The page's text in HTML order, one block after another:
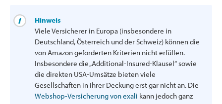
Hinweis
Viele Versicherer in Europa (insbesondere in
Deutschland, Österreich und der Schweiz) können die
von Amazon geforderten Kriterien nicht erfüllen.
Insbesondere die „Additional-Insured-Klausel“ sowie
die direkten USA-Umsätze bieten viele
Gesellschaften in ihrer Deckung erst gar nicht an. Die
Webshop-Versicherung von exali kann jedoch ganz